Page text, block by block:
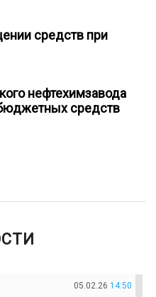
средств при
нефтехимзавода
средств
05.02.26 14:50